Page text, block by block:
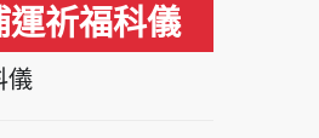
運祈福科儀
儀